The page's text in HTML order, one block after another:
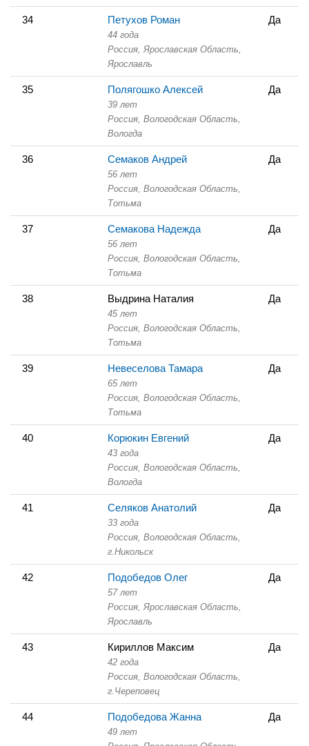
34 Петухов Роман
44 года
Россия, Ярославская Область,
Ярославль
Да
35 Полягошко Алексей
39 лет
Россия, Вологодская Область,
Вологда
Да
36 Семаков Андрей
56 лет
Россия, Вологодская Область,
Тотьма
Да
37 Семакова Надежда
56 лет
Россия, Вологодская Область,
Тотьма
Да
38 Выдрина Наталия
45 лет
Россия, Вологодская Область,
Тотьма
Да
39 Невеселова Тамара
65 лет
Россия, Вологодская Область,
Тотьма
Да
40 Корюкин Евгений
43 года
Россия, Вологодская Область,
Вологда
Да
41 Селяков Анатолий
33 года
Россия, Вологодская Область,
г.Никольск
Да
42 Подобедов Олег
57 лет
Россия, Ярославская Область,
Ярославль
Да
43 Кириллов Максим
42 года
Россия, Вологодская Область,
г.Череповец
Да
44 Подобедова Жанна
49 лет
Да